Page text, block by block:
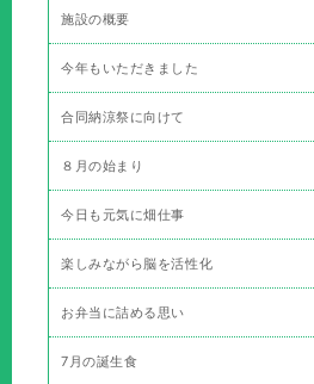
施設の概要
今年もいただきました
合同納涼祭に向けて
８月の始まり
今日も元気に畑仕事
楽しみながら脳を活性化
お弁当に詰める思い
7月の誕生食